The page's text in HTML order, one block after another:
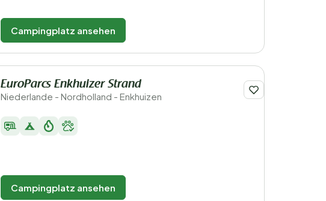
Campingplatz ansehen
EuroParcs Enkhuizer Strand
Niederlande - Nordholland - Enkhuizen
Campingplatz ansehen